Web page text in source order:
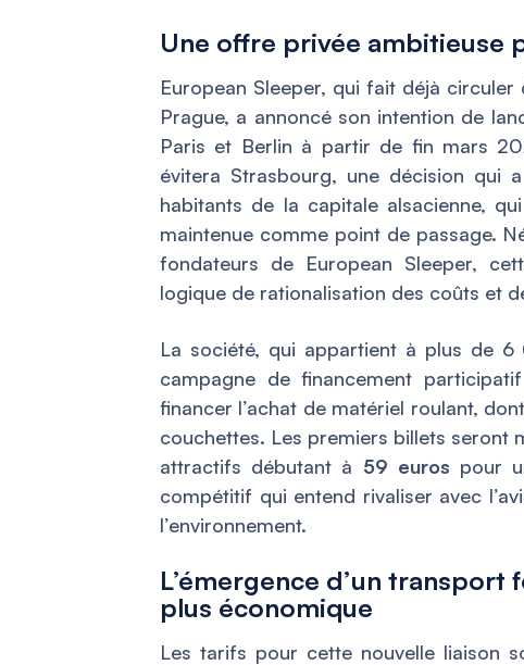
Une offre privée ambitieuse
European Sleeper, qui fait déjà
Prague, a annoncé son intention de
Paris et Berlin à partir de fin mars
évitera Strasbourg, une décision qui
habitants de la capitale alsacienne,
maintenue comme point de passage.
fondateurs de European Sleeper,
logique de rationalisation des coûts et
La société, qui appartient à plus de
campagne de financement
financer l’achat de matériel roulant,
couchettes. Les premiers billets seront
attractifs débutant à 59 euros pour
compétitif qui entend rivaliser avec
l’environnement.
L’émergence d’un
plus économique
Les tarifs pour cette nouvelle liaison